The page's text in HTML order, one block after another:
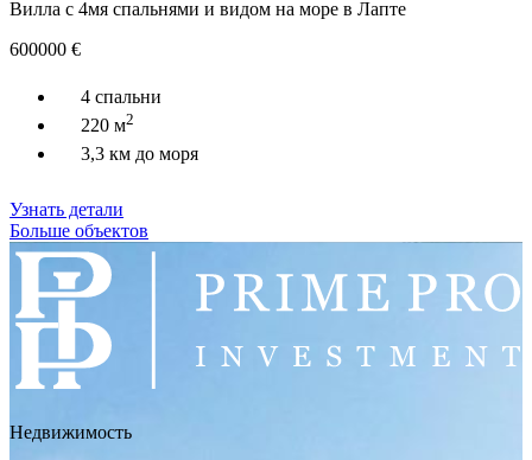
Вилла с 4мя спальнями и видом на море в Лапте
600000 €
4 спальни
220 м2
3,3 км до моря
Узнать детали
Больше объектов
Недвижимость